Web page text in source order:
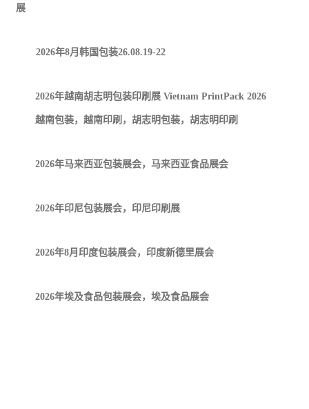
展
2026年8月韩国包装26.08.19-22
2026年越南胡志明包装印刷展 Vietnam PrintPack 2026
越南包装，越南印刷，胡志明包装，胡志明印刷
2026年马来西亚包装展会，马来西亚食品展会
2026年印尼包装展会，印尼印刷展
2026年8月印度包装展会，印度新德里展会
2026年埃及食品包装展会，埃及食品展会